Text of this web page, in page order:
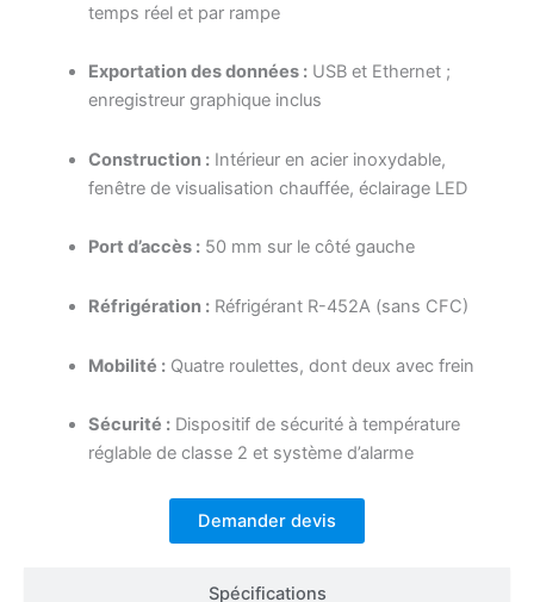
Spécifications
temps réel et par rampe
Exportation des données :USB et Ethernet ;
enregistreur graphique inclus
Construction :Intérieur en acier inoxydable,
fenêtre de visualisation chauffée, éclairage LED
Port d’accès :50 mm sur le côté gauche
Réfrigération :Réfrigérant R-452A (sans CFC)
Mobilité :Quatre roulettes, dont deux avec frein
Sécurité :Dispositif de sécurité à température
réglable de classe 2 et système d’alarme
Demander devis